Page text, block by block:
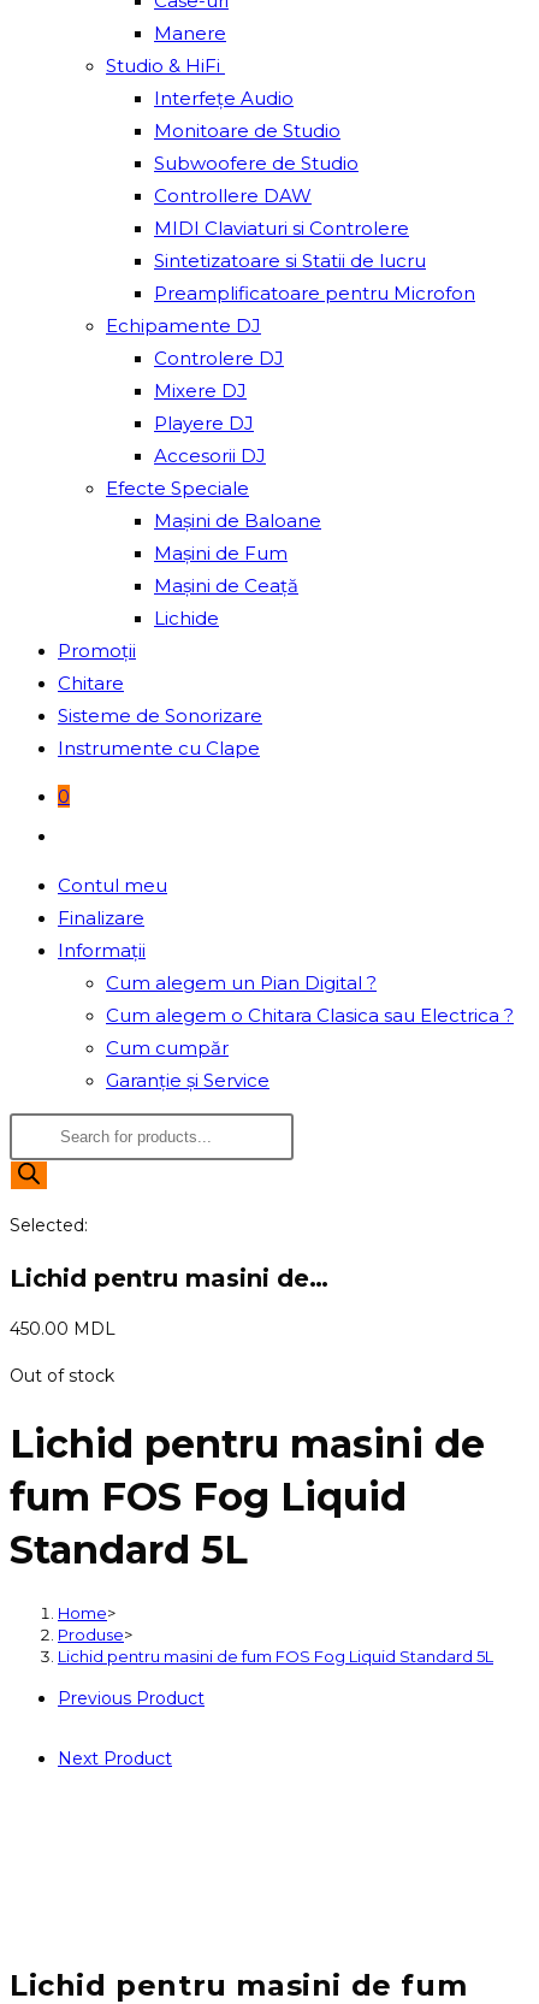
Manere
Studio & HiFi
Interfețe Audio
Monitoare de Studio
Subwoofere de Studio
Controllere DAW
MIDI Claviaturi si Controlere
Sintetizatoare si Statii de lucru
Preamplificatoare pentru Microfon
Echipamente DJ
Controlere DJ
Mixere DJ
Playere DJ
Accesorii DJ
Efecte Speciale
Mașini de Baloane
Mașini de Fum
Mașini de Ceață
Lichide
Promoții
Chitare
Sisteme de Sonorizare
Instrumente cu Clape
0
search
Contul meu
Finalizare
Informații
Cum alegem un Pian Digital ?
Cum alegem o Chitara Clasica sau Electrica ?
Cum cumpăr
Garanție și Service
Products
search
Selected:
Lichid pentru masini de…
450.00 MDL
Out of stock
Lichid pentru masini de
fum FOS Fog Liquid
Standard 5L
Home>
Produse>
Lichid pentru masini de fum FOS Fog Liquid Standard 5L
Previous Product
Next Product
Lichid pentru masini de fum